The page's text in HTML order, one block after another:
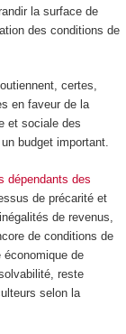
la surface de
des conditions de
certes,
en faveur de la
et sociale des
budget important.
dépendants des
de précarité et
de revenus,
de conditions de
de
reste
selon la